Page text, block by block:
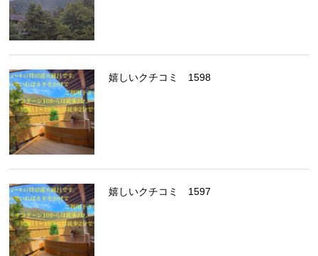
嬉しいクチコミ 1598
嬉しいクチコミ 1597